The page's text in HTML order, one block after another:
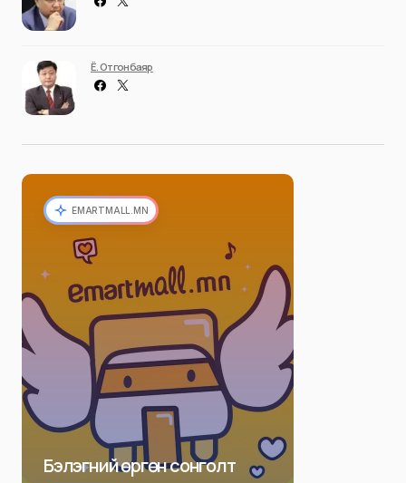
Ё. Отгонбаяр
EMARTMALL.MN
Бэлэгний өргөн сонголт